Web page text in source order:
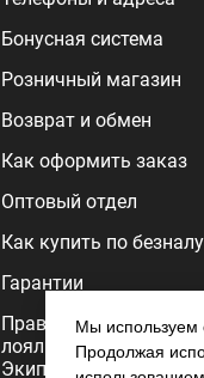
Бонусная система
Розничный магазин
Возврат и обмен
Как оформить заказ
Оптовый отдел
Как купить по
Гарантии
Правила программы
лояльности
Экипировочного
Мы используем
Продолжая